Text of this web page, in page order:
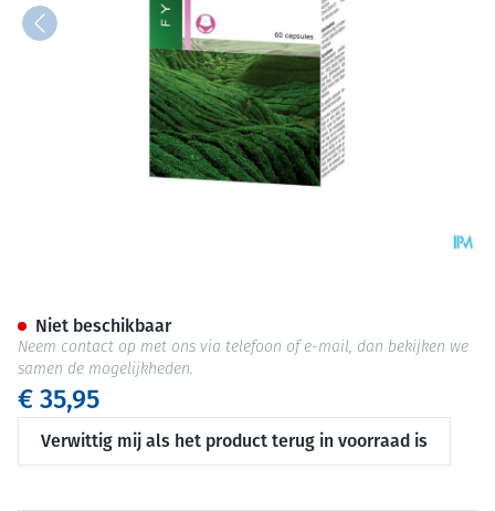
€ 35,95
Verwittig mij als het product terug in voorraad is
Niet beschikbaar
Neem contact op met ons via telefoon of e-mail, dan bekijken we
samen de mogelijkheden.